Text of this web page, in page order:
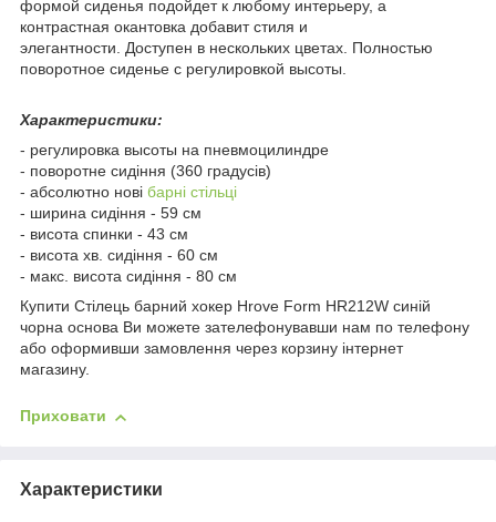
формой сиденья подойдет к любому интерьеру, а
контрастная окантовка добавит стиля и
элегантности. Доступен в нескольких цветах. Полностью
поворотное сиденье с регулировкой высоты.
Характеристики:
- регулировка высоты на пневмоцилиндре
- поворотне сидіння (360 градусів)
- абсолютно нові барні стільці
- ширина сидіння - 59 см
- висота спинки - 43 см
- висота хв. сидіння - 60 см
- макс. висота сидіння - 80 см
Купити Стілець барний хокер Hrove Form HR212W синій
чорна основа Ви можете зателефонувавши нам по телефону
або оформивши замовлення через корзину інтернет
магазину.
Приховати
Характеристики